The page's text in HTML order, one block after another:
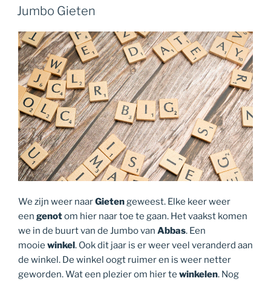
OP
Jumbo Gieten
We zijn weer naarGietengeweest. Elke keer weer
een genotom hier naar toe te gaan. Het vaakst komen
we in de buurt van de Jumbo van Abbas. Een
mooie winkel. Ook dit jaar is er weer veel veranderd aan
de winkel. De winkel oogt ruimer en is weer netter
geworden. Wat een plezier om hier te winkelen. Nog